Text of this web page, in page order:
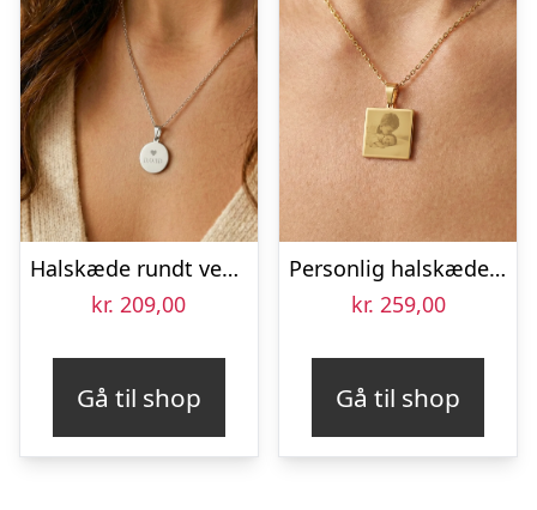
Halskæde rundt vedhæng med tekst – Sølv
kr. 209,00
Gå til shop
Personlig halskæde med billede – Firkantet – Guld
kr. 259,00
Gå til shop